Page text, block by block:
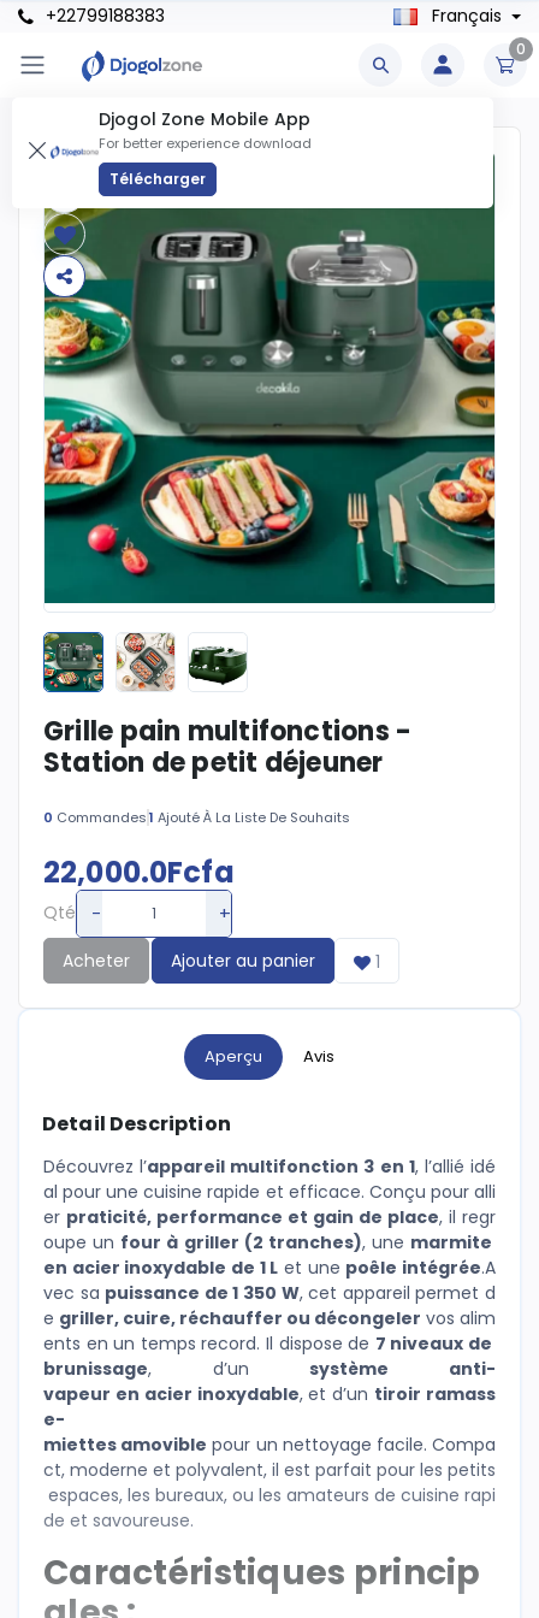
+22799188383 Français
0
Djogol Zone Mobile App
For better experience download
Télécharger
Grille pain multifonctions -
Station de petit déjeuner
0 Commandes1 Ajouté À La Liste De Souhaits
22,000.0Fcfa
Qté - +
Acheter Ajouter au panier 1
Aperçu Avis
Detail Description
Découvrez l’appareil multifonction 3 en 1, l’allié idé
al pour une cuisine rapide et efficace. Conçu pour alli
er praticité, performance et gain de place, il regr
oupe un four à griller (2 tranches), une marmite
en acier inoxydable de 1 L et une poêle intégrée.A
vec sa puissance de 1 350 W, cet appareil permet d
e griller, cuire, réchauffer ou décongeler vos alim
ents en un temps record. Il dispose de 7 niveaux de
brunissage, d’unsystème anti-
vapeur en acier inoxydable, et d’un tiroir ramass
e-
miettes amovible pour un nettoyage facile. Compa
ct, moderne et polyvalent, il est parfait pour les petits
espaces, les bureaux, ou les amateurs de cuisine rapi
de et savoureuse.
Caractéristiques princip